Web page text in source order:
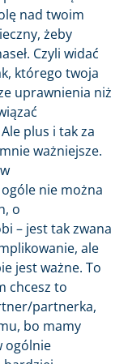
nad twoim
żeby
Czyli widać
którego twoja
uprawnienia niż
plus i tak za
ważniejsze.
nie można
o
– jest tak zwana
ale
jest ważne. To
chcesz to
partnerka,
bo mamy
ogólnie